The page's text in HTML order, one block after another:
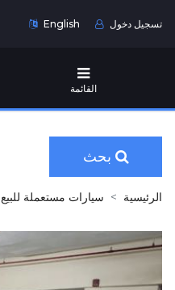
English تسجيل دخول
القائمة
بحث
الرئيسية سيارات مستعملة للبيع